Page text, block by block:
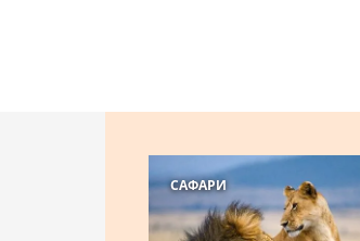
САФАРИ